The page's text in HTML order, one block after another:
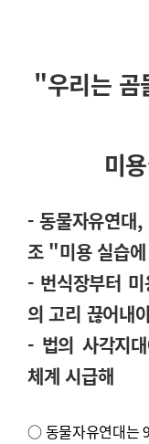
"우리는 곰
미
- 동물자유연대
조 "미용 실습
- 번식장부터
의 고리 끊어내
- 법의 사각지
체계 시급해
○동물자유연대는